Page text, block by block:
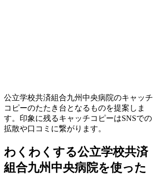
公立学校共済組合九州中央病院のキャッチ
コピーのたたき台となるものを提案しま
す。印象に残るキャッチコピーはSNSでの
拡散や口コミに繋がります。
わくわくする公立学校共済
組合九州中央病院を使った